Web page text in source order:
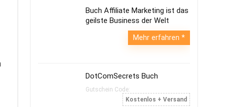
Buch Affiliate Marketing ist das
geilste Business der Welt
Mehr erfahren
DotComSecrets Buch
Gutschein Code:
Kostenlos + Versand